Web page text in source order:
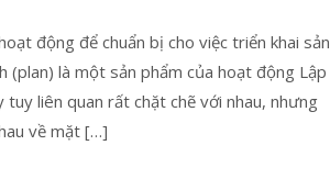
động để chuẩn bị cho việc triển khai sản
(plan) là một sản phẩm của hoạt động Lập
tuy liên quan rất chặt chẽ với nhau, nhưng
về mặt […]